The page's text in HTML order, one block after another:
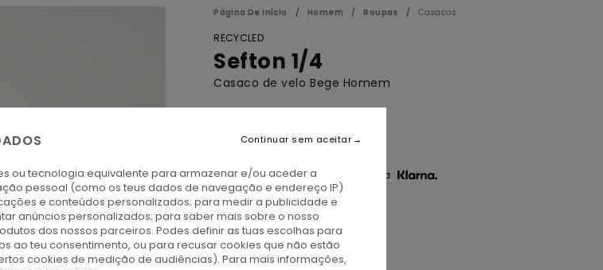
Página De Início Homem Roupas Casacos
RECYCLED
Sefton 1/4
Casaco de velo Bege Homem
€ 110,00
Paga 3 x € 36,67 sem juros com a
CorOatmeal Heather
ou tecnologia equivalente para armazenar e/ou aceder a
pessoal (como os teus dados de navegação e endereço IP)
e conteúdos personalizados; para medir a publicidade e
anúncios personalizados; para saber mais sobre o nosso
dos nossos parceiros. Podes definir as tuas escolhas para
ao teu consentimento, ou para recusar cookies que não estão
cookies de medição de audiências). Para mais informações,
Continuar sem aceitar